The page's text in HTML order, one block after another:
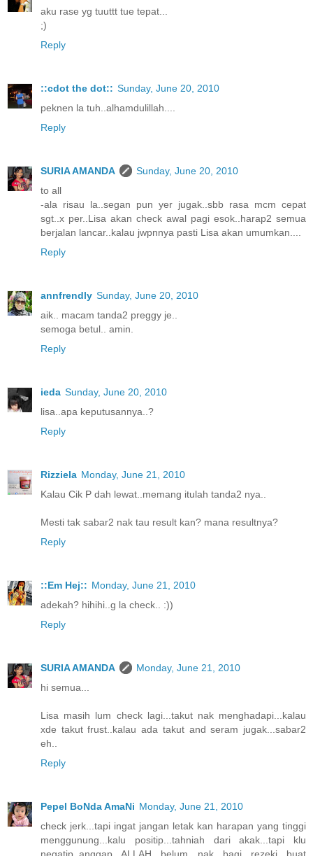
aku rase yg tuuttt tue tepat...
;)
Reply
::cdot the dot:: Sunday, June 20, 2010
peknen la tuh..alhamdulillah....
Reply
SURIA AMANDA
Sunday, June 20, 2010
to all
-ala risau la..segan pun yer jugak..sbb rasa mcm cepat
sgt..x per..Lisa akan check awal pagi esok..harap2 semua
berjalan lancar..kalau jwpnnya pasti Lisa akan umumkan....
Reply
annfrendly Sunday, June 20, 2010
aik.. macam tanda2 preggy je..
semoga betul.. amin.
Reply
ieda Sunday, June 20, 2010
lisa..apa keputusannya..?
Reply
Rizziela Monday, June 21, 2010
Kalau Cik P dah lewat..memang itulah tanda2 nya..
Mesti tak sabar2 nak tau result kan? mana resultnya?
Reply
::Em Hej:: Monday, June 21, 2010
adekah? hihihi..g la check.. :))
Reply
SURIA AMANDA
Monday, June 21, 2010
hi semua...
Lisa masih lum check lagi...takut nak menghadapi...kalau
xde takut frust..kalau ada takut and seram jugak...sabar2
eh..
Reply
Pepel BoNda AmaNi Monday, June 21, 2010
check jerk...tapi ingat jangan letak kan harapan yang tinggi
menggunung...kalu positip...tahniah dari akak...tapi klu
negatip..anggap ALLAH belum nak bagi rezeki buat